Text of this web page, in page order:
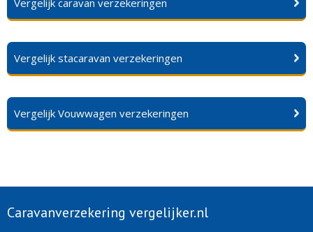
Vergelijk caravan verzekeringen
Vergelijk stacaravan verzekeringen
Vergelijk Vouwwagen verzekeringen
Caravanverzekering vergelijker.nl